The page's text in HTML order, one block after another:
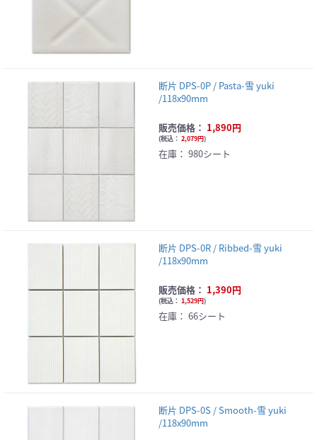
断片 DPS-0P / Pasta-雪 yuki
/118x90mm
販売価格： 1,890円
(税込： 2,079円)
在庫： 980シート
断片 DPS-0R / Ribbed-雪 yuki
/118x90mm
販売価格： 1,390円
(税込： 1,529円)
在庫： 66シート
断片 DPS-0S / Smooth-雪 yuki
/118x90mm